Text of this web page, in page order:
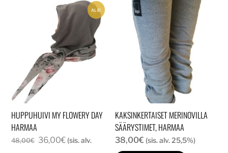
ALE!
HUPPUHUIVI MY FLOWERY DAY
HARMAA
48,00€ Alkuperäinen
36,00€Nykyinen
(sis. alv.
KAKSINKERTAISET MERINOVILLA
SÄÄRYSTIMET, HARMAA
38,00€ (sis. alv. 25,5%)